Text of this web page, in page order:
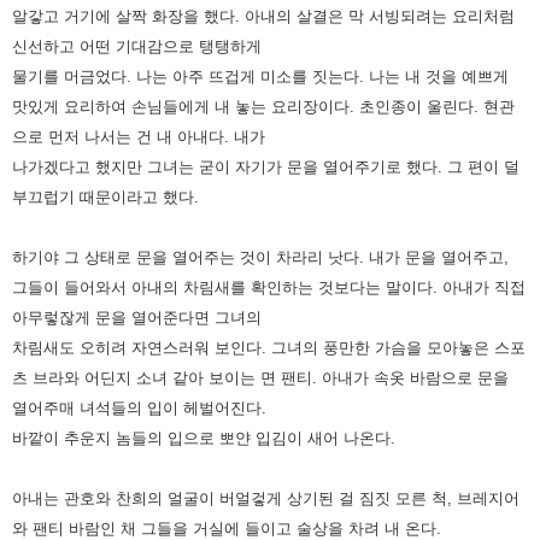
알갛고 거기에 살짝 화장을 했다. 아내의 살결은 막 서빙되려는 요리처럼
신선하고 어떤 기대감으로 탱탱하게
물기를 머금었다. 나는 아주 뜨겁게 미소를 짓는다. 나는 내 것을 예쁘게
맛있게 요리하여 손님들에게 내 놓는 요리장이다. 초인종이 울린다. 현관
으로 먼저 나서는 건 내 아내다. 내가
나가겠다고 했지만 그녀는 굳이 자기가 문을 열어주기로 했다. 그 편이 덜
부끄럽기 때문이라고 했다.
하기야 그 상태로 문을 열어주는 것이 차라리 낫다. 내가 문을 열어주고,
그들이 들어와서 아내의 차림새를 확인하는 것보다는 말이다. 아내가 직접
아무렇잖게 문을 열어준다면 그녀의
차림새도 오히려 자연스러워 보인다. 그녀의 풍만한 가슴을 모아놓은 스포
츠 브라와 어딘지 소녀 같아 보이는 면 팬티. 아내가 속옷 바람으로 문을
열어주매 녀석들의 입이 헤벌어진다.
바깥이 추운지 놈들의 입으로 뽀얀 입김이 새어 나온다.
아내는 관호와 찬희의 얼굴이 버얼겋게 상기된 걸 짐짓 모른 척, 브레지어
와 팬티 바람인 채 그들을 거실에 들이고 술상을 차려 내 온다.